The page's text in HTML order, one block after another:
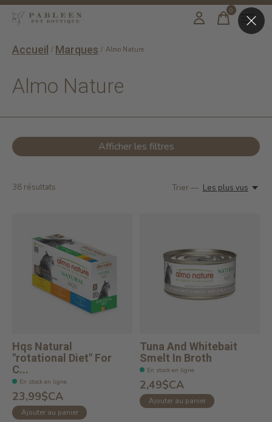
0items
Accueil / Marques / Almo Nature
Almo Nature
Afficher les filtres
38 résultats Trier — Les plus vus
Hqs Natural
"rotational Diet" For
C...
En stock en ligne
23,99$CA
Ajouter au panier
Tuna And Whitebait
Smelt In Broth
En stock en ligne
2,49$CA
Ajouter au panier